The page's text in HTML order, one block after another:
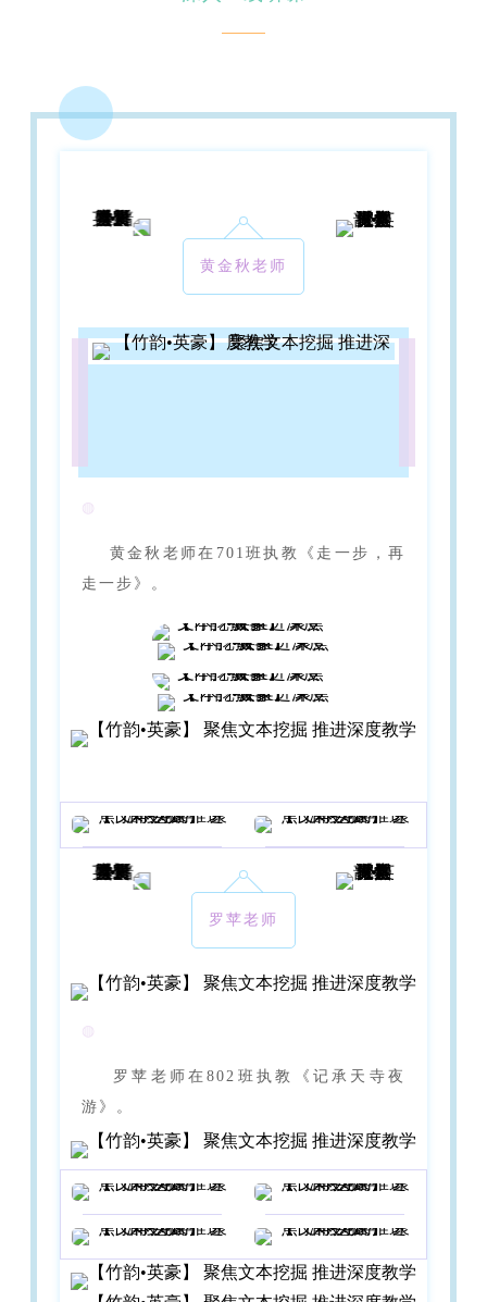
黄金秋老师
◍
黄金秋老师在701班执教《走一步，再
走一步》。
罗苹老师
◍
罗苹老师在802班执教《记承天寺夜
游》。